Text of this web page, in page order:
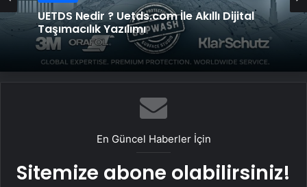
UETDS Nedir ? Uetds.com İle Akıllı Dijital
Taşımacılık Yazılımı
En Güncel Haberler İçin
Sitemize abone olabilirsiniz!